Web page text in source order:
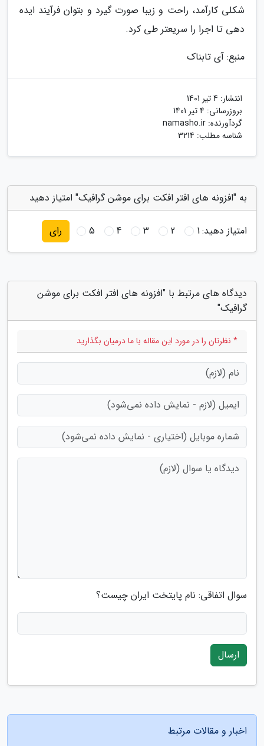
شکلی کارآمد، راحت و زیبا صورت گیرد و بتوان فرآیند ایده
دهی تا اجرا را سریعتر طی کرد.
منبع: آی تابناک
انتشار: 4 تیر 1401
بروزرسانی: 4 تیر 1401
گردآورنده: namasho.ir
شناسه مطلب: 3214
به "افزونه های افتر افکت برای موشن گرافیک" امتیاز دهید
امتیاز دهید:1
2
3
4
5 رای
دیدگاه های مرتبط با "افزونه های افتر افکت برای موشن
گرافیک"
* نظرتان را در مورد این مقاله با ما درمیان بگذارید
سوال اتفاقی: نام پایتخت ایران چیست؟
ارسال
اخبار و مقالات مرتبط